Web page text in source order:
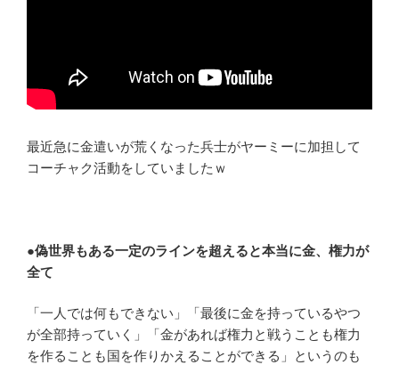
最近急に金遣いが荒くなった兵士がヤーミーに加担して
コーチャク活動をしていましたｗ
●偽世界もある一定のラインを超えると本当に金、権力が
全て
「一人では何もできない」「最後に金を持っているやつ
が全部持っていく」「金があれば権力と戦うことも権力
を作ることも国を作りかえることができる」というのも